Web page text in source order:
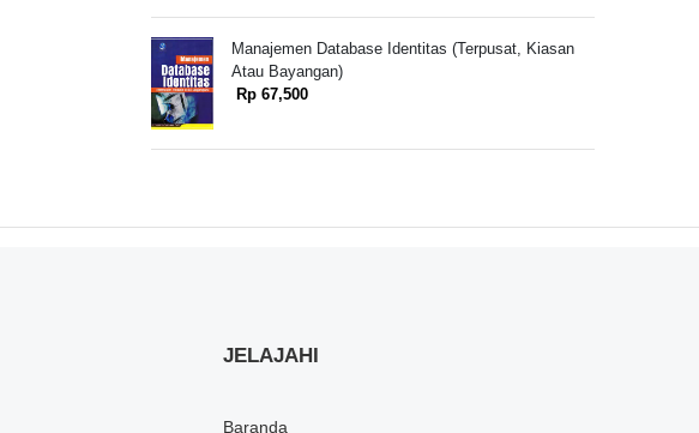
Manajemen Database Identitas (Terpusat, Kiasan
Atau Bayangan)
Rp 67,500
JELAJAHI
Baranda